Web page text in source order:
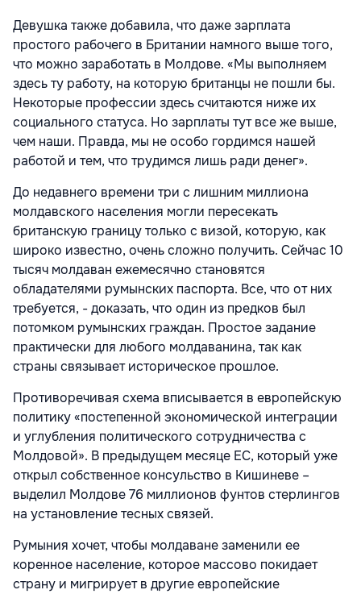
Девушка также добавила, что даже зарплата
простого рабочего в Британии намного выше того,
что можно заработать в Молдове. «Мы выполняем
здесь ту работу, на которую британцы не пошли бы.
Некоторые профессии здесь считаются ниже их
социального статуса. Но зарплаты тут все же выше,
чем наши. Правда, мы не особо гордимся нашей
работой и тем, что трудимся лишь ради денег».
До недавнего времени три с лишним миллиона
молдавского населения могли пересекать
британскую границу только с визой, которую, как
широко известно, очень сложно получить. Сейчас 10
тысяч молдаван ежемесячно становятся
обладателями румынских паспорта. Все, что от них
требуется, - доказать, что один из предков был
потомком румынских граждан. Простое задание
практически для любого молдаванина, так как
страны связывает историческое прошлое.
Противоречивая схема вписывается в европейскую
политику «постепенной экономической интеграции
и углубления политического сотрудничества с
Молдовой». В предыдущем месяце ЕС, который уже
открыл собственное консульство в Кишиневе –
выделил Молдове 76 миллионов фунтов стерлингов
на установление тесных связей.
Румыния хочет, чтобы молдаване заменили ее
коренное население, которое массово покидает
страну и мигрирует в другие европейские